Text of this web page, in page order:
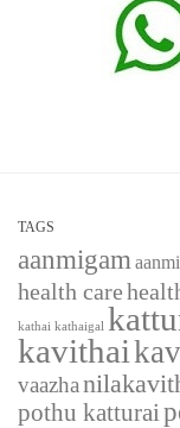
TAGS
aanmigam
health care
kathai kathaigal
kavithai
vaazha
pothu katturai